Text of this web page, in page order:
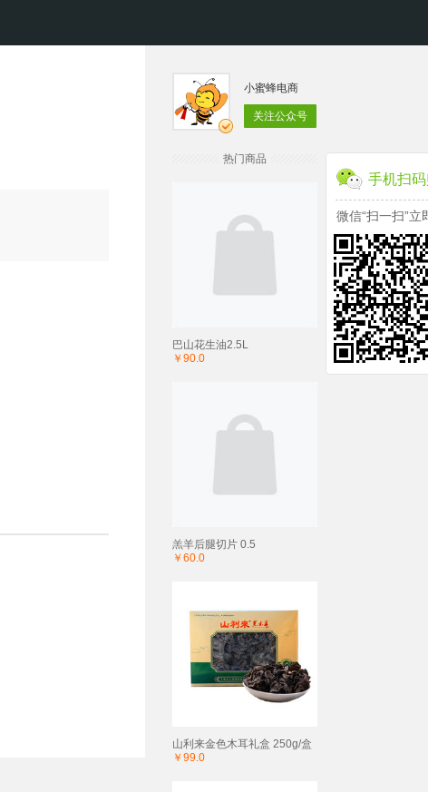
小蜜蜂电商
关注公众号
热门商品
巴山花生油2.5L
￥90.0
羔羊后腿切片 0.5
￥60.0
山利来金色木耳礼盒 250g/盒
￥99.0
手机扫
微信“扫一扫”立